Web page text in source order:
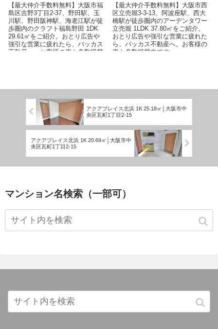
【最大仲介手数料無料】大阪市福
島区吉野3丁目2-37、野田駅、玉
川駅、野田阪神駅、海老江駅が徒
歩圏内のクラフト福島野田 1DK
29.61㎡をご紹介。おとり広告や
強引な営業に疲れたら、バッカス
不動産へ。お客様の声も多数掲載
【最大仲介手数料無料】大阪市西
区立売堀3-3-13、阿波座駅、西大
橋駅が徒歩圏内のアーデンタワー
立売堀 1LDK 37.80㎡をご紹介。
おとり広告や強引な営業に疲れた
ら、バッカス不動産へ。お客様の
声も多数掲載中です。
アクアプレイス北浜 1K 25.18㎡│大阪市中
央区瓦町1丁目2-15
アクアプレイス北浜 1K 20.69㎡│大阪市中
央区瓦町1丁目2-15
マンション名検索（一部可）